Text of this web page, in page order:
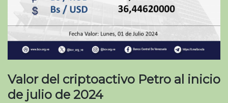
Valor del criptoactivo Petro al inicio
de julio de 2024